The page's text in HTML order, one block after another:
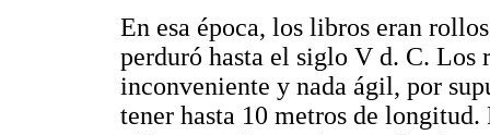
En esa época, los libros eran
perduró hasta el siglo V d. C. Los
inconveniente y nada ágil, por
tener hasta 10 metros de